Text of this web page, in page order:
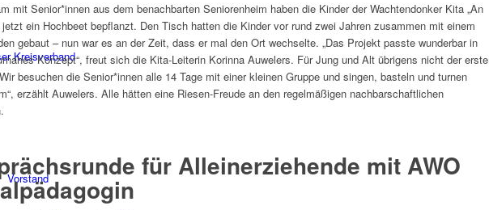
Kreisverband
Vorstand
mit Senior*innen aus dem benachbarten Seniorenheim haben die Kinder der Wachtendonker Kita „An
jetzt ein Hochbeet bepflanzt. Den Tisch hatten die Kinder vor rund zwei Jahren zusammen mit einem
gebaut – nun war es an der Zeit, dass er mal den Ort wechselte. „Das Projekt passte wunderbar in
Konzept“, freut sich die Kita-Leiterin Korinna Auwelers. Für Jung und Alt übrigens nicht der erste
besuchen die Senior*innen alle 14 Tage mit einer kleinen Gruppe und singen, basteln und turnen
erzählt Auwelers. Alle hätten eine Riesen-Freude an den regelmäßigen nachbarschaftlichen
für Alleinerziehende mit AWO